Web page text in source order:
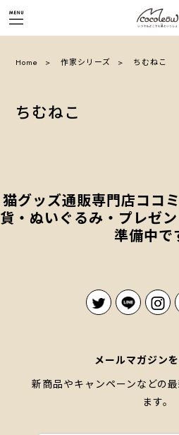
Home 作家シリーズ ちむねこ
ちむねこ
猫グッズ通販専門店ココ
貨・ぬいぐるみ・プレゼ
準備中で
メールマガジン
新商品やキャンペーンなどの
ます。